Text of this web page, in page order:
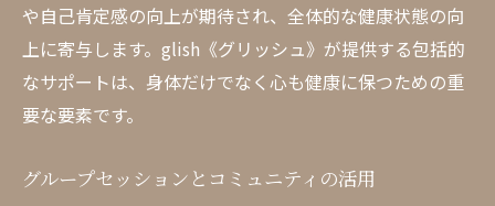
や自己肯定感の向上が期待され、全体的な健康状態の向
上に寄与します。glish《グリッシュ》が提供する包括的
なサポートは、身体だけでなく心も健康に保つための重
要な要素です。
グループセッションとコミュニティの活用